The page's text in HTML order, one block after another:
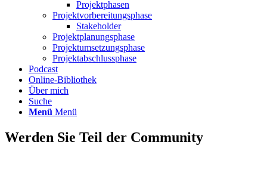
Projektphasen
Projektvorbereitungsphase
Stakeholder
Projektplanungsphase
Projektumsetzungsphase
Projektabschlussphase
Podcast
Online-Bibliothek
Über mich
Suche
Menü Menü
Werden Sie Teil der Community